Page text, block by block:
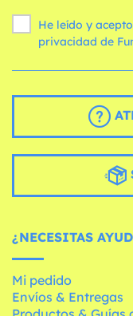
He leído y
privacidad de
¿NECESITAS
Mi pedido
Envíos & Entregas